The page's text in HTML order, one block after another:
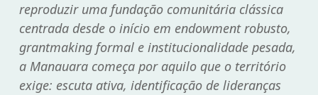
reproduzir uma fundação comunitária clássica
centrada desde o início em endowment robusto,
grantmaking formal e institucionalidade pesada,
a Manauara começa por aquilo que o território
exige: escuta ativa, identificação de lideranças